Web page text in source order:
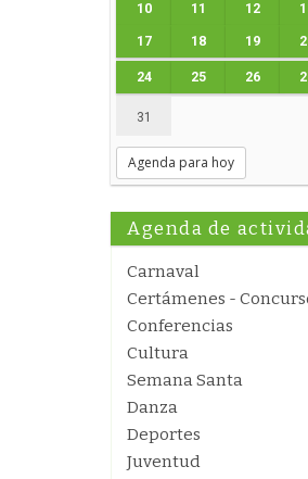
10 11 12
17 18 19
24 25 26
31
Agenda para hoy
Agenda de
Carnaval
Certámenes -
Conferencias
Cultura
Semana Santa
Danza
Deportes
Juventud